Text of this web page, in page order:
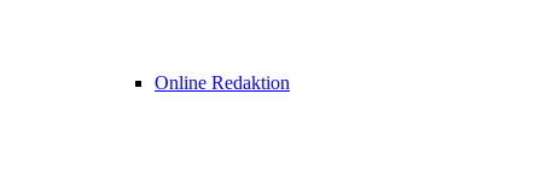
Online Redaktion